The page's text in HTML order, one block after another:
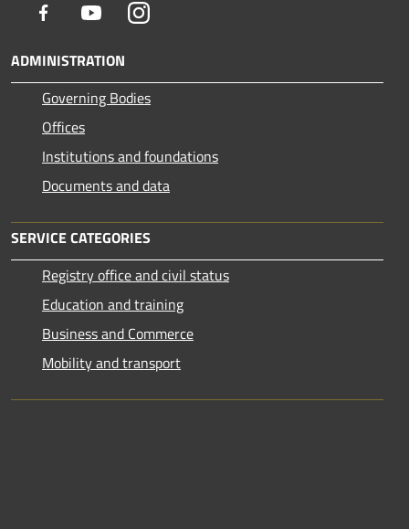
Facebook YoutubeInstagram
ADMINISTRATION
Governing Bodies
Offices
Institutions and foundations
Documents and data
SERVICE CATEGORIES
Registry office and civil status
Education and training
Business and Commerce
Mobility and transport